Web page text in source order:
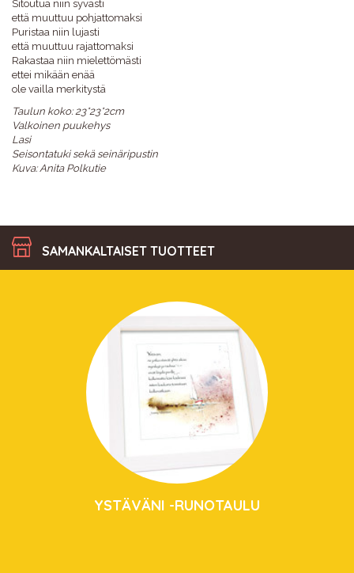
Sitoutua niin syvästi
että muuttuu pohjattomaksi
Puristaa niin lujasti
että muuttuu rajattomaksi
Rakastaa niin mielettömästi
ettei mikään enää
ole vailla merkitystä
Taulun koko: 23*23*2cm
Valkoinen puukehys
Lasi
Seisontatuki sekä seinäripustin
Kuva: Anita Polkutie
SAMANKALTAISET TUOTTEET
YSTÄVÄNI -RUNOTAULU